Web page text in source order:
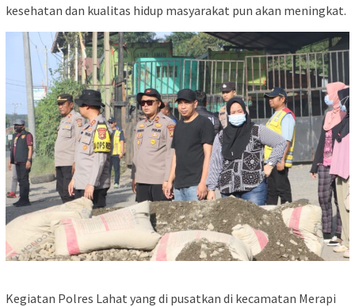
kesehatan dan kualitas hidup masyarakat pun akan meningkat.
Kegiatan Polres Lahat yang di pusatkan di kecamatan Merapi